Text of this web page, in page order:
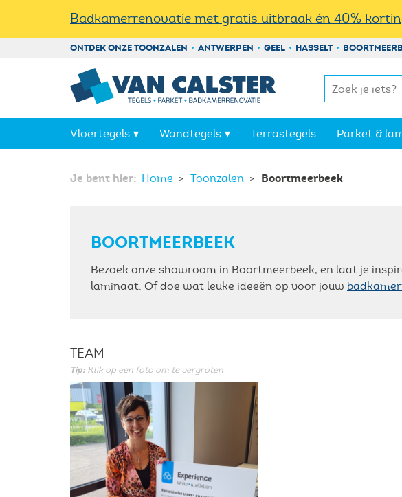
Badkamerrenovatie met gratis uitbraak én 40%
ONTDEK ONZE TOONZALEN ANTWERPEN GEEL HASSELT
Vloertegels Wandtegels Terrastegels Parket &
Je bent hier: Home Toonzalen Boortmeerbeek
BOORTMEERBEEK
Bezoek onze showroom in Boortmeerbeek, en laat je
laminaat. Of doe wat leuke ideeën op voor jouw
TEAM
Tip: Klik op een foto om te vergroten